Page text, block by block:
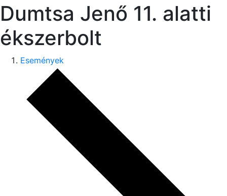
Dumtsa Jenő 11. alatti
ékszerbolt
Események